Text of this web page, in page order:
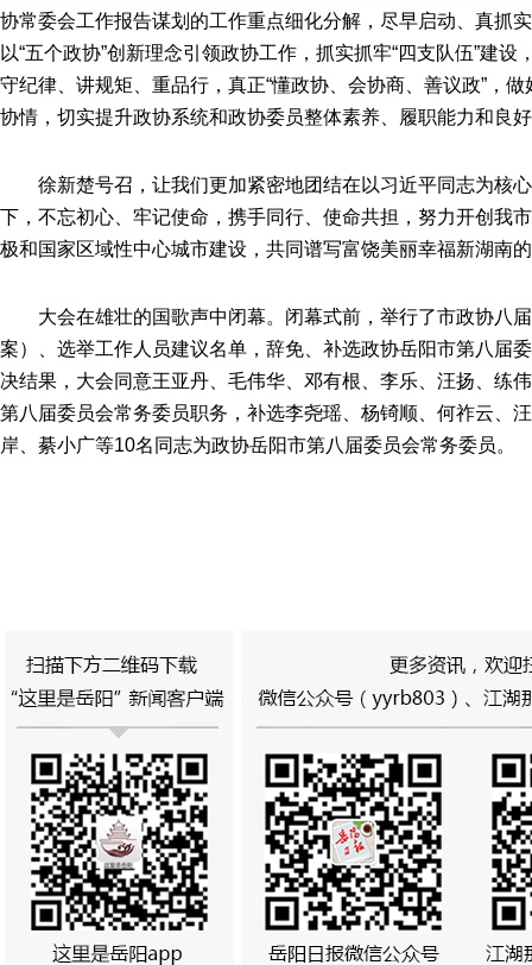
协常委会工作报告谋划的工作重点细化分解，尽早启动、真抓
以“五个政协”创新理念引领政协工作，抓实抓牢“四支队伍”建
守纪律、讲规矩、重品行，真正“懂政协、会协商、善议政”，
协情，切实提升政协系统和政协委员整体素养、履职能力和良
徐新楚号召，让我们更加紧密地团结在以习近平同志为核
下，不忘初心、牢记使命，携手同行、使命共担，努力开创我
极和国家区域性中心城市建设，共同谱写富饶美丽幸福新湖南
大会在雄壮的国歌声中闭幕。闭幕式前，举行了市政协八
案）、选举工作人员建议名单，辞免、补选政协岳阳市第八届
决结果，大会同意王亚丹、毛伟华、邓有根、李乐、汪扬、练
第八届委员会常务委员职务，补选李尧瑶、杨锜顺、何祚云、
岸、綦小广等10名同志为政协岳阳市第八届委员会常务委员。